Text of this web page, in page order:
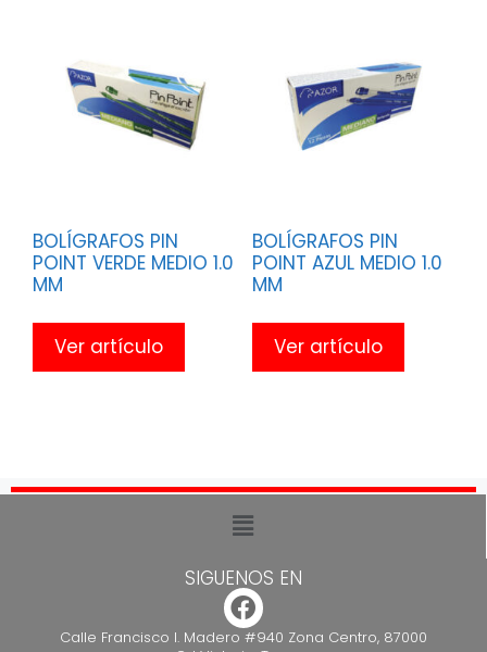
BOLÍGRAFOS PIN
POINT VERDE MEDIO 1.0
MM
Ver artículo
BOLÍGRAFOS PIN
POINT AZUL MEDIO 1.0
MM
Ver artículo
SIGUENOS EN
Calle Francisco I. Madero #940 Zona Centro, 87000